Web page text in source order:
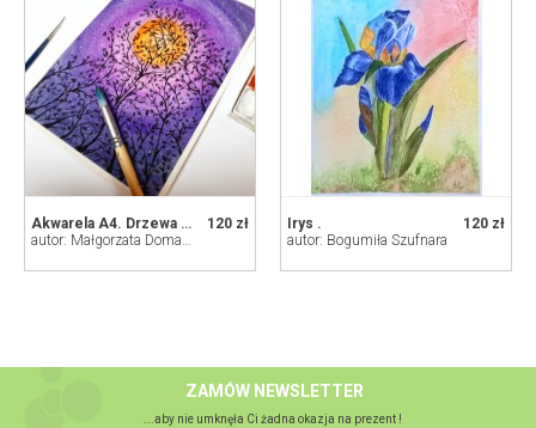
120 zł
Akwarela A4. Drzewa na tle księżyca
autor: Małgorzata Domańska ART
120 zł
Irys .
autor: Bogumiła Szufnara
ZAMÓW NEWSLETTER
...aby nie umknęła Ci żadna okazja na prezent !